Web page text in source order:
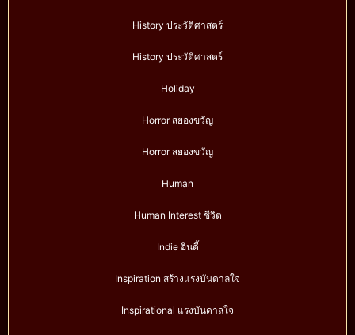
History ประวัติศาสตร์
History ประวัติศาสตร์
Holiday
Horror สยองขวัญ
Horror สยองขวัญ
Human
Human Interest ชีวิต
Indie อินดี้
Inspiration สร้างแรงบันดาลใจ
Inspirational แรงบันดาลใจ